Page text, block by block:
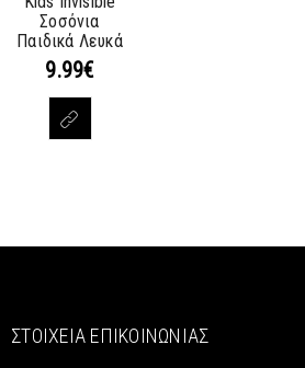
Σοσόνια
Παιδικά Λευκά
9.99€
ΣΤΟΙΧΕΊΑ ΕΠΙΚΟΙΝΩΝΊΑΣ